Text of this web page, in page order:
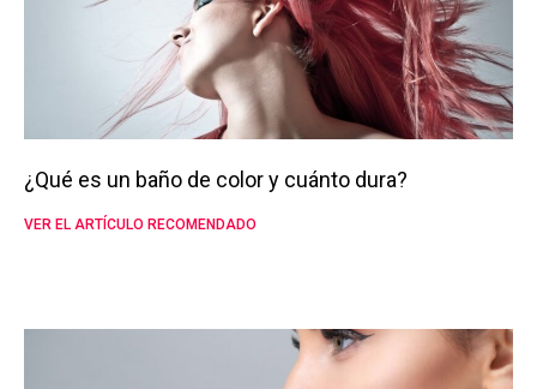
¿Qué es un baño de color y cuánto dura?
VER EL ARTÍCULO RECOMENDADO